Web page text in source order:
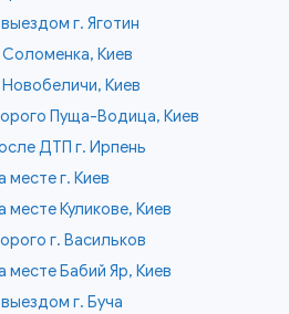
г. Яготин
Киев
Киев
Пуща-Водица, Киев
ДТП г. Ирпень
месте г. Киев
месте Куликове, Киев
г. Васильков
месте Бабий Яр, Киев
г. Буча